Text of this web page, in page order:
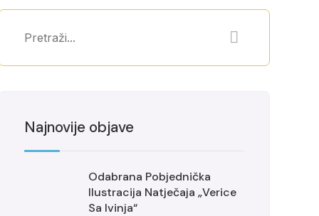
Najnovije objave
Odabrana Pobjednička
Ilustracija Natječaja „Verice
Sa Ivinja“